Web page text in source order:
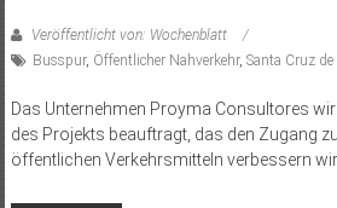
Veröffentlicht von: Wochenblatt
Busspur, Öffentlicher Nahverkehr, Santa Cruz de
Das Unternehmen Proyma Consultores
des Projekts beauftragt, das den Zugang
öffentlichen Verkehrsmitteln verbessern